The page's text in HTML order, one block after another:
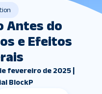
Antes do
e Efeitos
fevereiro de 2025 |
BlockP